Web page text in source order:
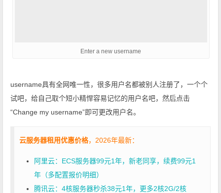
Enter a new username
username具有全网唯一性，很多用户名都被别人注册了，一个个
试吧，给自己取个短小精悍容易记忆的用户名吧，然后点击
“Change my username”即可更改用户名。
云服务器租用优惠价格，2026年最新：
阿里云：ECS服务器99元1年，新老同享，续费99元1
年（多配置报价明细）
腾讯云：4核服务器秒杀38元1年，更多2核2G/2核